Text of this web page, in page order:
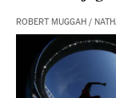
ROBERT MUGGAH /